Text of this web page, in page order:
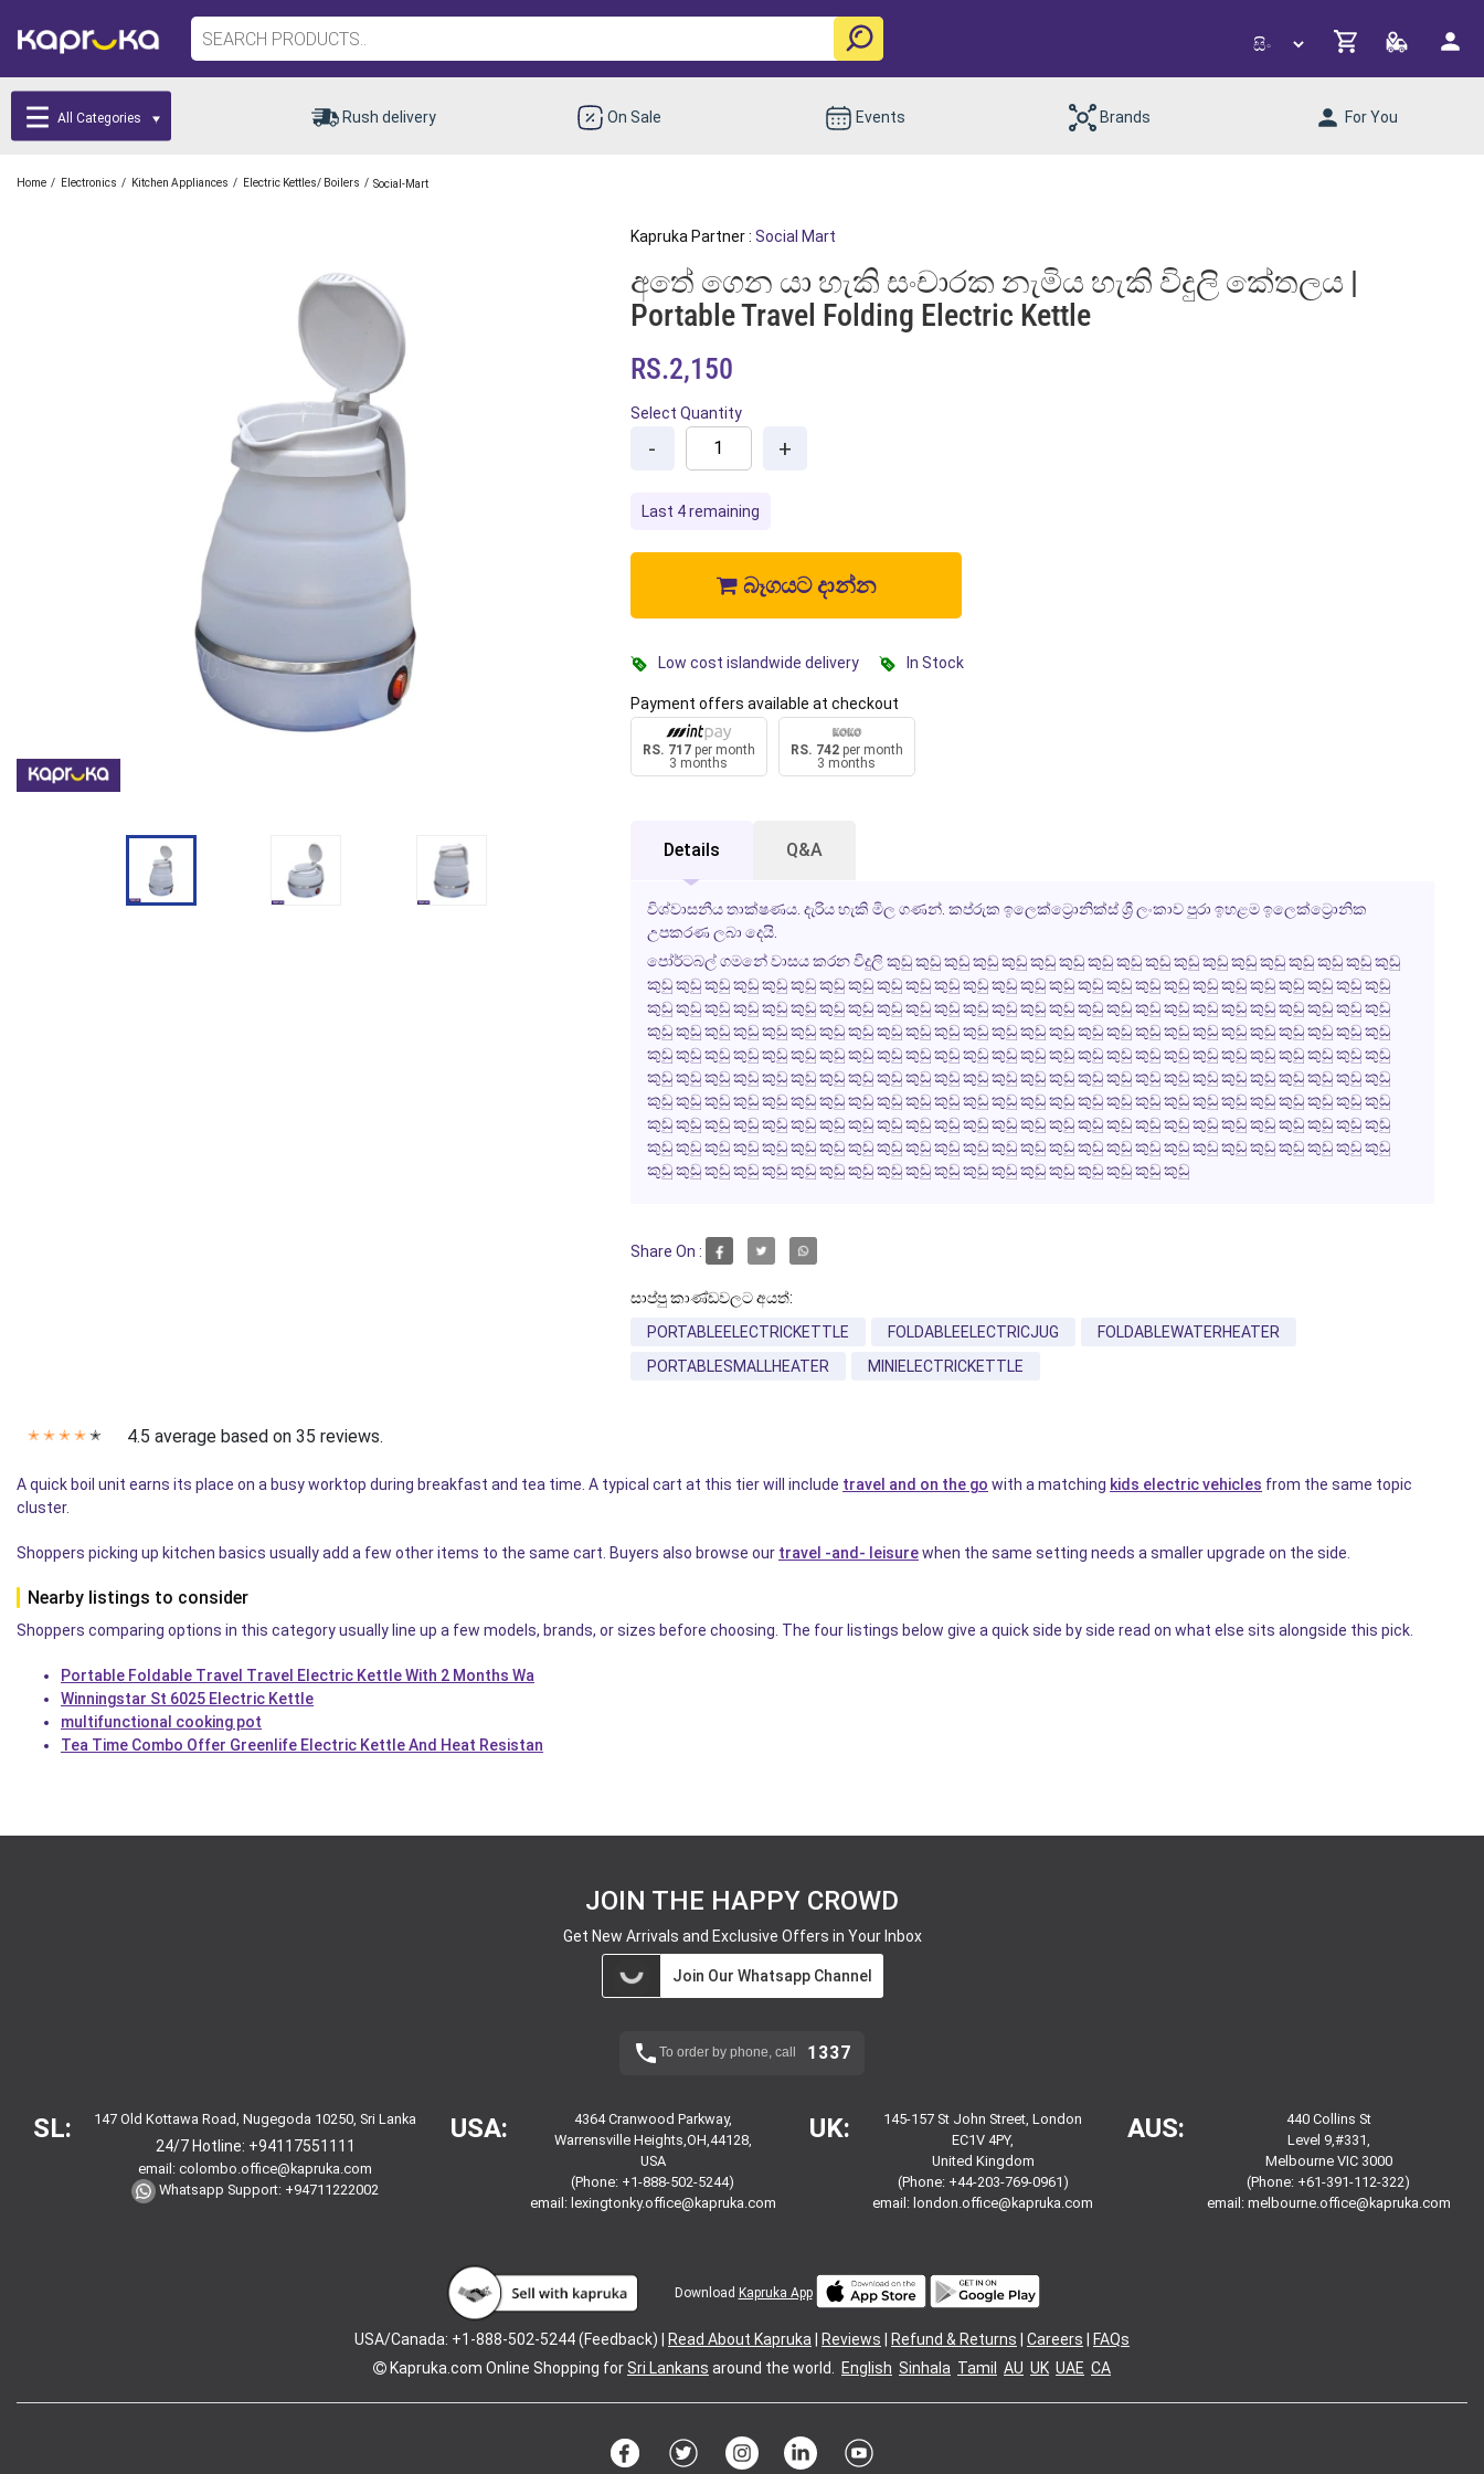
All Categories Rush delivery On Sale Events Brands For You
Home / Electronics / Kitchen Appliances / Electric Kettles/ Boilers / Social-Mart
Kapruka Partner : Social Mart
අතේ ගෙන යා හැකි සංචාරක නැමිය හැකි විදුලි කේතලය |
Portable Travel Folding Electric Kettle
RS.2,150
Select Quantity
- +
Last 4 remaining
බෑගයට දාන්න
Low cost islandwide delivery In Stock
Payment offers available at checkout
RS. 717per month
3 months
RS. 742per month
3 months
Details Q&A
විශ්වාසනීය තාක්ෂණය. දැරිය හැකි මිල ගණන්. කප්රුක ඉලෙක්ට්‍රොනික්ස් ශ්‍රී ලංකාව පුරා ඉහළම ඉලෙක්ට්‍රොනික
උපකරණ ලබා දෙයි.
පෝර්ටබල් ගමනේ වාසය කරන විදුලි කුඩු කුඩු කුඩු කුඩු කුඩු කුඩු කුඩු කුඩු කුඩු කුඩු කුඩු කුඩු කුඩු කුඩු කුඩු කුඩු කුඩු කුඩු
කුඩු කුඩු කුඩු කුඩු කුඩු කුඩු කුඩු කුඩු කුඩු කුඩු කුඩු කුඩු කුඩු කුඩු කුඩු කුඩු කුඩු කුඩු කුඩු කුඩු කුඩු කුඩු කුඩු කුඩු කුඩු කුඩු
කුඩු කුඩු කුඩු කුඩු කුඩු කුඩු කුඩු කුඩු කුඩු කුඩු කුඩු කුඩු කුඩු කුඩු කුඩු කුඩු කුඩු කුඩු කුඩු කුඩු කුඩු කුඩු කුඩු කුඩු කුඩු කුඩු
කුඩු කුඩු කුඩු කුඩු කුඩු කුඩු කුඩු කුඩු කුඩු කුඩු කුඩු කුඩු කුඩු කුඩු කුඩු කුඩු කුඩු කුඩු කුඩු කුඩු කුඩු කුඩු කුඩු කුඩු කුඩු කුඩු
කුඩු කුඩු කුඩු කුඩු කුඩු කුඩු කුඩු කුඩු කුඩු කුඩු කුඩු කුඩු කුඩු කුඩු කුඩු කුඩු කුඩු කුඩු කුඩු කුඩු කුඩු කුඩු කුඩු කුඩු කුඩු කුඩු
කුඩු කුඩු කුඩු කුඩු කුඩු කුඩු කුඩු කුඩු කුඩු කුඩු කුඩු කුඩු කුඩු කුඩු කුඩු කුඩු කුඩු කුඩු කුඩු කුඩු කුඩු කුඩු කුඩු කුඩු කුඩු කුඩු
කුඩු කුඩු කුඩු කුඩු කුඩු කුඩු කුඩු කුඩු කුඩු කුඩු කුඩු කුඩු කුඩු කුඩු කුඩු කුඩු කුඩු කුඩු කුඩු කුඩු කුඩු කුඩු කුඩු කුඩු කුඩු කුඩු
කුඩු කුඩු කුඩු කුඩු කුඩු කුඩු කුඩු කුඩු කුඩු කුඩු කුඩු කුඩු කුඩු කුඩු කුඩු කුඩු කුඩු කුඩු කුඩු කුඩු කුඩු කුඩු කුඩු කුඩු කුඩු කුඩු
කුඩු කුඩු කුඩු කුඩු කුඩු කුඩු කුඩු කුඩු කුඩු කුඩු කුඩු කුඩු කුඩු කුඩු කුඩු කුඩු කුඩු කුඩු කුඩු කුඩු කුඩු කුඩු කුඩු කුඩු කුඩු කුඩු
කුඩු කුඩු කුඩු කුඩු කුඩු කුඩු කුඩු කුඩු කුඩු කුඩු කුඩු කුඩු කුඩු කුඩු කුඩු කුඩු කුඩු කුඩු කුඩු
Share On :
සාප්පු කාණ්ඩවලට අයත්:
PORTABLEELECTRICKETTLE
FOLDABLEELECTRICJUG
FOLDABLEWATERHEATER
PORTABLESMALLHEATER
MINIELECTRICKETTLE
✭ ✭ ✭ ✭ ✭ 4.5 average based on 35 reviews.
A quick boil unit earns its place on a busy worktop during breakfast and tea time. A typical cart at this tier will include travel and on the go with a matching kids electric vehicles from the same topic
cluster.
Shoppers picking up kitchen basics usually add a few other items to the same cart. Buyers also browse our travel -and- leisurewhen the same setting needs a smaller upgrade on the side.
Nearby listings to consider
Shoppers comparing options in this category usually line up a few models, brands, or sizes before choosing. The four listings below give a quick side by side read on what else sits alongside this pick.
Portable Foldable Travel Travel Electric Kettle With 2 Months Wa
Winningstar St 6025 Electric Kettle
multifunctional cooking pot
Tea Time Combo Offer Greenlife Electric Kettle And Heat Resistan
JOIN THE HAPPY CROWD
Get New Arrivals and Exclusive Offers in Your Inbox
Join Our Whatsapp Channel
To order by phone, call 1337
SL: 147 Old Kottawa Road, Nugegoda 10250, Sri Lanka
24/7 Hotline: +94117551111
email:colombo.office@kapruka.com
Whatsapp Support: +94711222002
USA:
4364 Cranwood Parkway,
Warrensville Heights,OH,44128,
USA
(Phone: +1-888-502-5244)
email: lexingtonky.office@kapruka.com
UK:
145-157 St John Street, London
EC1V 4PY,
United Kingdom
(Phone: +44-203-769-0961)
email: london.office@kapruka.com
AUS:
440 Collins St
Level 9,#331,
Melbourne VIC 3000
(Phone: +61-391-112-322)
email: melbourne.office@kapruka.com
Download Kapruka App
USA/Canada: +1-888-502-5244 (Feedback) | Read About Kapruka Reviews Refund & Returns Careers
FAQs
Kapruka.com Online Shopping forSri Lankans around the world. English Sinhala Tamil AU UK UAE CA